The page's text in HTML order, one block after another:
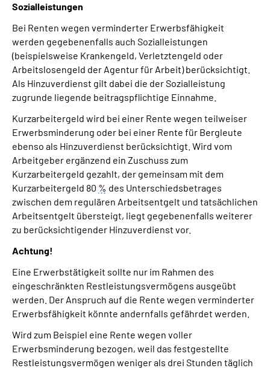
Sozialleistungen
Bei Renten wegen verminderter Erwerbsfähigkeit
werden gegebenenfalls auch Sozialleistungen
(beispielsweise Krankengeld, Verletztengeld oder
Arbeitslosengeld der Agentur für Arbeit) berücksichtigt.
Als Hinzuverdienst gilt dabei die der Sozialleistung
zugrunde liegende beitragspflichtige Einnahme.
Kurzarbeitergeld wird bei einer Rente wegen teilweiser
Erwerbsminderung oder bei einer Rente für Bergleute
ebenso als Hinzuverdienst berücksichtigt. Wird vom
Arbeitgeber ergänzend ein Zuschuss zum
Kurzarbeitergeld gezahlt, der gemeinsam mit dem
Kurzarbeitergeld 80 % des Unterschiedsbetrages
zwischen dem regulären Arbeitsentgelt und tatsächlichen
Arbeitsentgelt übersteigt, liegt gegebenenfalls weiterer
zu berücksichtigender Hinzuverdienst vor.
Achtung!
Eine Erwerbstätigkeit sollte nur im Rahmen des
eingeschränkten Restleistungsvermögens ausgeübt
werden. Der Anspruch auf die Rente wegen verminderter
Erwerbsfähigkeit könnte andernfalls gefährdet werden.
Wird zum Beispiel eine Rente wegen voller
Erwerbsminderung bezogen, weil das festgestellte
Restleistungsvermögen weniger als drei Stunden täglich